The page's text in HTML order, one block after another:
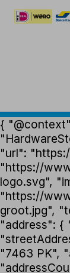
{
"url":
"https://
logo.svg",
"https://
groot.jpg",
"address": {
"7463 PK",